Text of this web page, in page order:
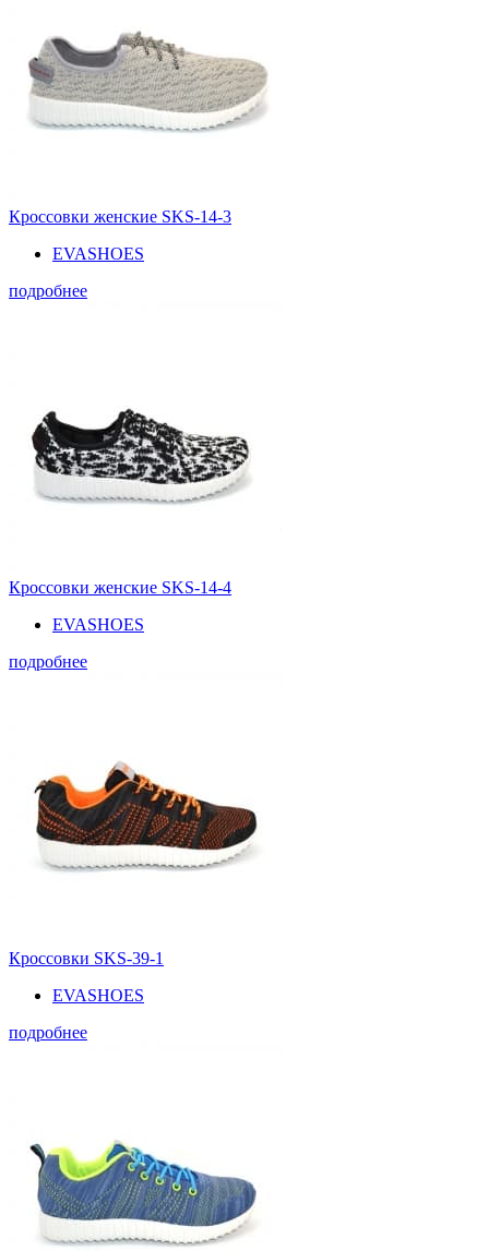
Кроссовки женские SKS-14-3
EVASHOES
подробнее
Кроссовки женские SKS-14-4
EVASHOES
подробнее
Кроссовки SKS-39-1
EVASHOES
подробнее